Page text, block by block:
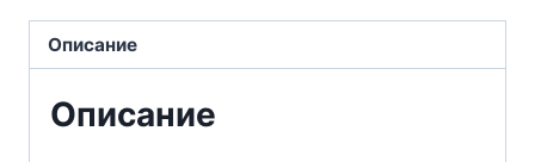
Описание
Описание